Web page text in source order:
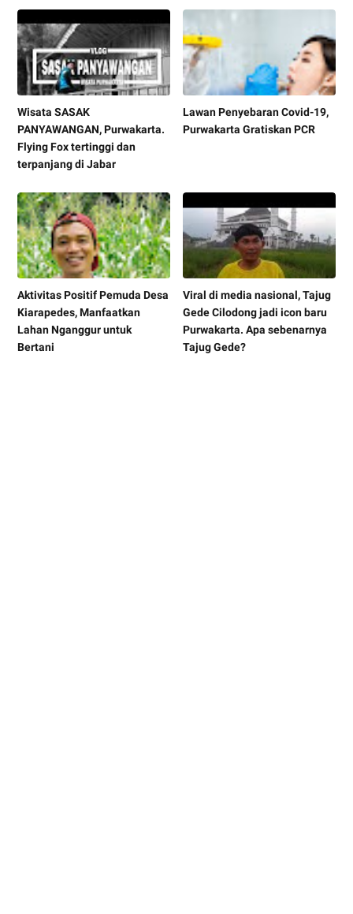
Wisata SASAK
PANYAWANGAN, Purwakarta.
Flying Fox tertinggi dan
terpanjang di Jabar
Lawan Penyebaran Covid-19,
Purwakarta Gratiskan PCR
Aktivitas Positif Pemuda Desa
Kiarapedes, Manfaatkan
Lahan Nganggur untuk
Bertani
Viral di media nasional, Tajug
Gede Cilodong jadi icon baru
Purwakarta. Apa sebenarnya
Tajug Gede?